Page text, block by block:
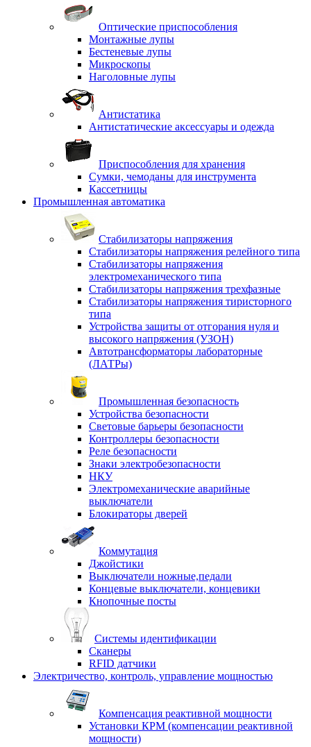
Оптические приспособления
Монтажные лупы
Бестеневые лупы
Микроскопы
Наголовные лупы
Антистатика
Антистатические аксессуары и одежда
Приспособления для хранения
Сумки, чемоданы для инструмента
Кассетницы
Промышленная автоматика
Стабилизаторы напряжения
Стабилизаторы напряжения релейного типа
Стабилизаторы напряжения
электромеханического типа
Стабилизаторы напряжения трехфазные
Стабилизаторы напряжения тиристорного
типа
Устройства защиты от отгорания нуля и
высокого напряжения (УЗОН)
Автотрансформаторы лабораторные
(ЛАТРы)
Промышленная безопасность
Устройства безопасности
Световые барьеры безопасности
Контроллеры безопасности
Реле безопасности
Знаки электробезопасности
НКУ
Электромеханические аварийные
выключатели
Блокираторы дверей
Коммутация
Джойстики
Выключатели ножные,педали
Концевые выключатели, концевики
Кнопочные посты
Системы идентификации
Сканеры
RFID датчики
Электричество, контроль, управление мощностью
Компенсация реактивной мощности
Установки КРМ (компенсации реактивной
мощности)